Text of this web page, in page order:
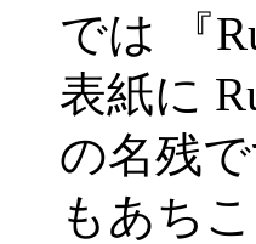
では 『
表紙に
の名残
もあち